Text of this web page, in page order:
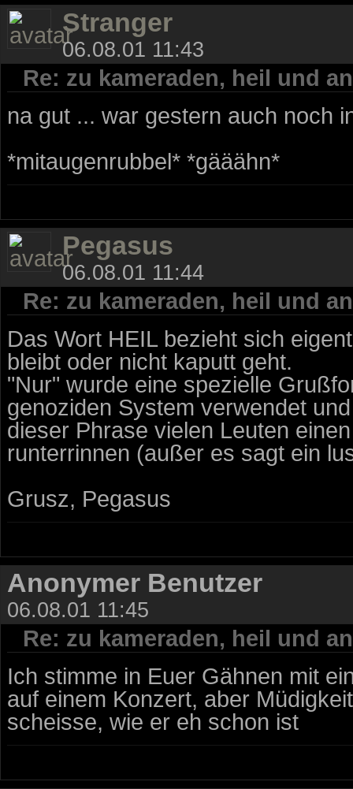
Stranger
06.08.01 11:43
Re: zu kameraden, heil und
na gut ... war gestern auch noch
*mitaugenrubbel* *gääähn*
Pegasus
06.08.01 11:44
Re: zu kameraden, heil und
Das Wort HEIL bezieht sich
bleibt oder nicht kaputt geht.
"Nur" wurde eine spezielle
genoziden System verwendet
dieser Phrase vielen Leuten
runterrinnen (außer es sagt ein
Grusz, Pegasus
Anonymer Benutzer
06.08.01 11:45
Re: zu kameraden, heil und
Ich stimme in Euer Gähnen mit
auf einem Konzert, aber
scheisse, wie er eh schon ist